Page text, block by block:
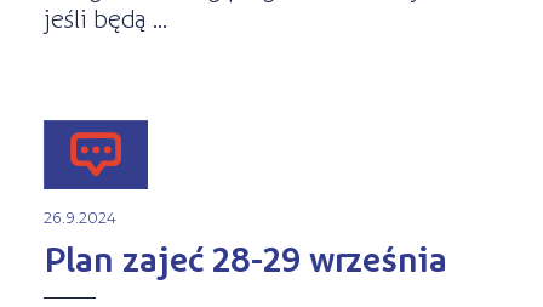
jeśli będą ...
26.9.2024
Plan zajeć 28-29 września